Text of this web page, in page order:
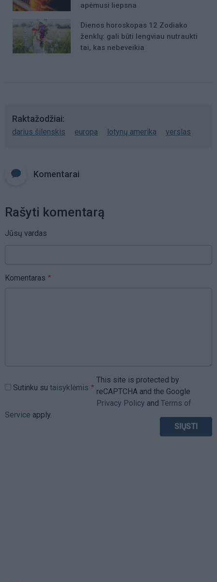
apėmusi liepsna
Dienos horoskopas 12 Zodiako
ženklų: gali būti lengviau nutraukti
tai, kas nebeveikia
Raktažodžiai
darius šilenskis europa lotynų amerika verslas
Komentarai
Rašyti komentarą
Jūsų vardas
Komentaras
Sutinku su taisyklėmis
This site is protected by
reCAPTCHA and the Google
Privacy Policy and Terms of
Service apply.